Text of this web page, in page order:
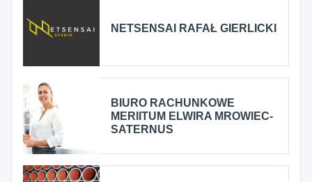
NETSENSAI RAFAŁ GIERLICKI
BIURO RACHUNKOWE
MERIITUM ELWIRA MROWIEC-
SATERNUS